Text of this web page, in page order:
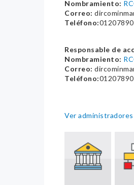
Nombramiento:
Correo:
Teléfono:
Responsable de
Nombramiento:
Correo:
Teléfono:
Ver